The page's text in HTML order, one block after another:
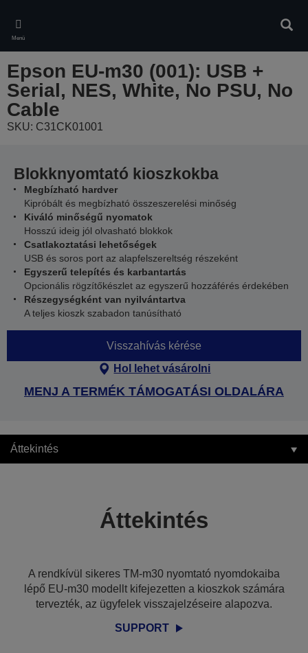
main
content
Menü
Epson EU-m30 (001): USB +
Serial, NES, White, No PSU, No
Cable
SKU: C31CK01001
Blokknyomtató kioszkokba
Megbízható hardver
Kipróbált és megbízható összeszerelési minőség
Kiváló minőségű nyomatok
Hosszú ideig jól olvasható blokkok
Csatlakoztatási lehetőségek
USB és soros port az alapfelszereltség részeként
Egyszerű telepítés és karbantartás
Opcionális rögzítőkészlet az egyszerű hozzáférés érdekében
Részegységként van nyilvántartva
A teljes kioszk szabadon tanúsítható
Visszahívás kérése
Hol lehet vásárolni
MENJ A TERMÉK TÁMOGATÁSI OLDALÁRA
Áttekintés
Áttekintés
A rendkívül sikeres TM-m30 nyomtató nyomdokaiba
lépő EU-m30 modellt kifejezetten a kioszkok számára
tervezték, az ügyfelek visszajelzéseire alapozva.
SUPPORT